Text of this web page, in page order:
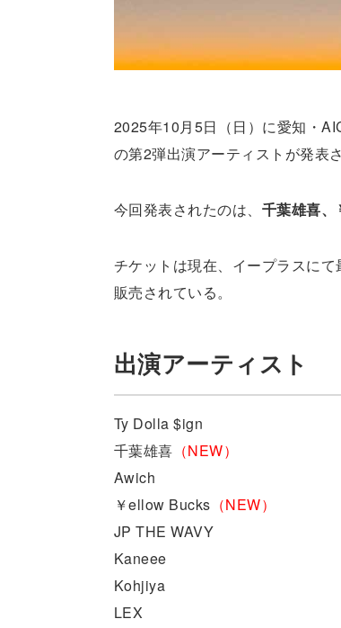
2025年10月5日（日）に愛知・
の第2弾出演アーティストが発表さ
今回発表されたのは、 千葉雄喜
チケットは現在、イープラスに
販売されている。
出演アーティスト
Ty Dolla $ign
千葉雄喜 （NEW）
Awich
￥ellow Bucks （NEW）
JP THE WAVY
Kaneee
Kohjiya
LEX